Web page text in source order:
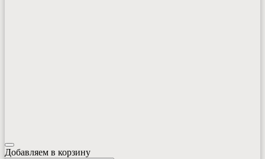
Добавляем в корзину